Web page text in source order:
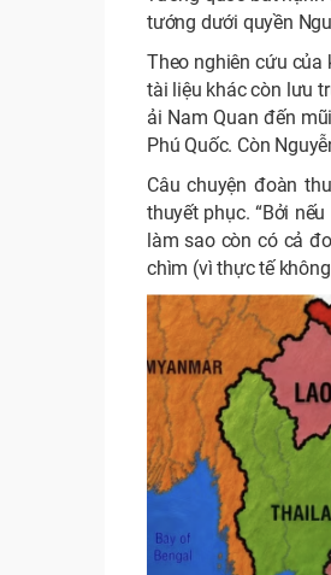
tướng dưới quyền
Theo nghiên cứu của
tài liệu khác còn lưu
ải Nam Quan đến
Phú Quốc. Còn
Câu chuyện đoàn
thuyết phục. “Bởi
làm sao còn có cả
chìm (vì thực tế